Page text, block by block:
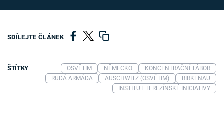
SDÍLEJTE ČLÁNEK
ŠTÍTKY OSVĚTIM NĚMECKO
KONCENTRAČNÍ TÁBOR
RUDÁ ARMÁDA
AUSCHWITZ (OSVĚTIM)
BIRKENAU
INSTITUT TEREZÍNSKÉ INICIATIVY